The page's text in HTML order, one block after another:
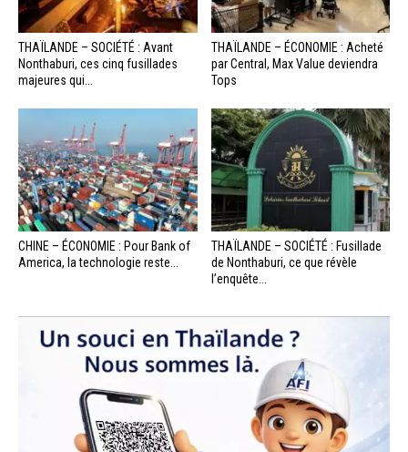
THAÏLANDE – SOCIÉTÉ : Avant
Nonthaburi, ces cinq fusillades
majeures qui...
THAÏLANDE – ÉCONOMIE : Acheté
par Central, Max Value deviendra
Tops
CHINE – ÉCONOMIE : Pour Bank of
America, la technologie reste...
THAÏLANDE – SOCIÉTÉ : Fusillade
de Nonthaburi, ce que révèle
l’enquête...